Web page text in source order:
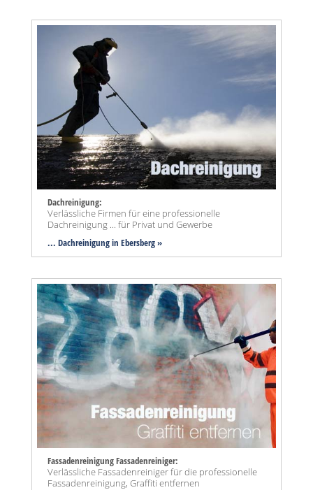
Dachreinigung:
Verlässliche Firmen für eine professionelle
Dachreinigung ... für Privat und Gewerbe
... Dachreinigung in Ebersberg »
Fassadenreinigung Fassadenreiniger:
Verlässliche Fassadenreiniger für die professionelle
Fassadenreinigung, Graffiti entfernen